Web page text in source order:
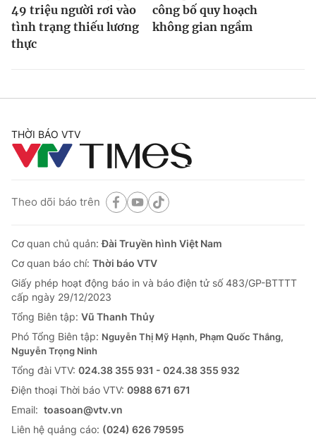
49 triệu người rơi vào
tình trạng thiếu lương
thực
công bố quy hoạch
không gian ngầm
THỜI BÁO VTV
Theo dõi báo trên
Cơ quan chủ quản:Đài Truyền hình Việt Nam
Cơ quan báo chí: Thời báo VTV
Giấy phép hoạt động báo in và báo điện tử số 483/GP-BTTTT
cấp ngày 29/12/2023
Tổng Biên tập: Vũ Thanh Thủy
Phó Tổng Biên tập: Nguyễn Thị Mỹ Hạnh, Phạm Quốc Thắng,
Nguyễn Trọng Ninh
Tổng đài VTV: 024.38 355 931 - 024.38 355 932
Ðiện thoại Thời báo VTV: 0988 671 671
Email: toasoan@vtv.vn
Liên hệ quảng cáo: (024) 626 79595